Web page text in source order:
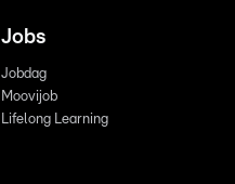
Jobs
Jobdag
Moovijob
Lifelong Learning